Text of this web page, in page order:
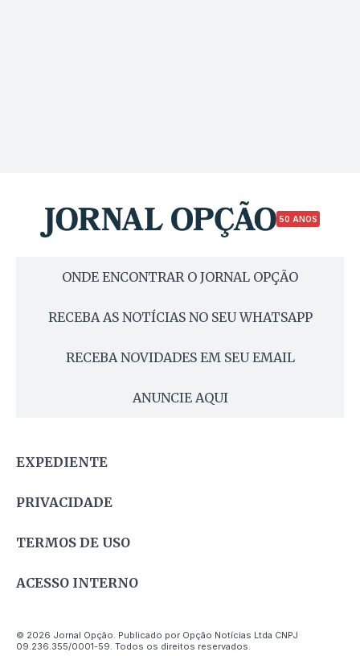
50 ANOS
ONDE ENCONTRAR O JORNAL OPÇÃO
RECEBA AS NOTÍCIAS NO SEU WHATSAPP
RECEBA NOVIDADES EM SEU EMAIL
ANUNCIE AQUI
EXPEDIENTE
PRIVACIDADE
TERMOS DE USO
ACESSO INTERNO
© 2026 Jornal Opção. Publicado por Opção Notícias Ltda CNPJ
09.236.355/0001-59. Todos os direitos reservados.